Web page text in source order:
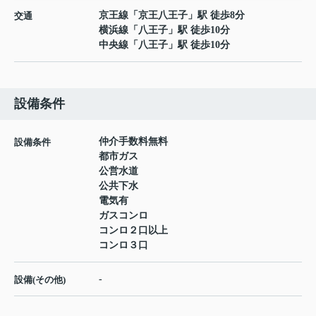
交通 京王線 「 京王八王子 」駅 徒歩8分
横浜線 「 八王子 」駅 徒歩10分
中央線 「 八王子 」駅 徒歩10分
設備条件
設備条件
仲介手数料無料
都市ガス
公営水道
公共下水
電気有
ガスコンロ
コンロ２口以上
コンロ３口
設備(その他) -